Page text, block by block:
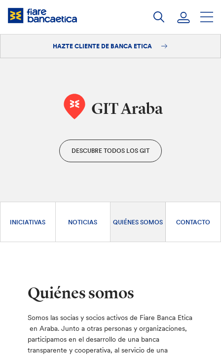
Saltar
HAZTE CLIENTE DE BANCA ETICA
GIT Araba
DESCUBRE TODOS LOS GIT
INICIATIVAS NOTICIAS QUIÉNES SOMOS CONTACTO
Quiénes somos
Somos las socias y socios activos de Fiare Banca Etica
en Araba. Junto a otras personas y organizaciones,
participamos en el desarrollo de una banca
transparente y cooperativa, al servicio de una